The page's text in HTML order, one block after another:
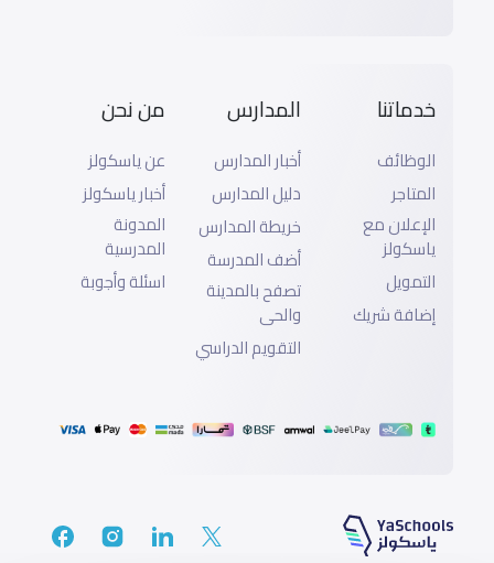
خدماتنا
الوظائف
المتاجر
الإعلان مع
ياسكولز
التمويل
إضافة شريك
المدارس
أخبار المدارس
دليل المدارس
خريطة المدارس
أضف المدرسة
تصفح بالمدينة
والحى
التقويم الدراسي
من نحن
عن ياسكولز
أخبار ياسكولز
المدونة
المدرسية
اسئلة وأجوبة